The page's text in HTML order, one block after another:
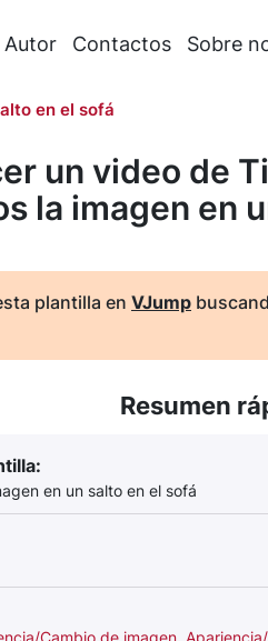
Autor Contactos Sobre
en el sofá
un video de
la imagen en
plantilla en VJump
Resumen
en un salto en el sofá
Cambio de imagen,